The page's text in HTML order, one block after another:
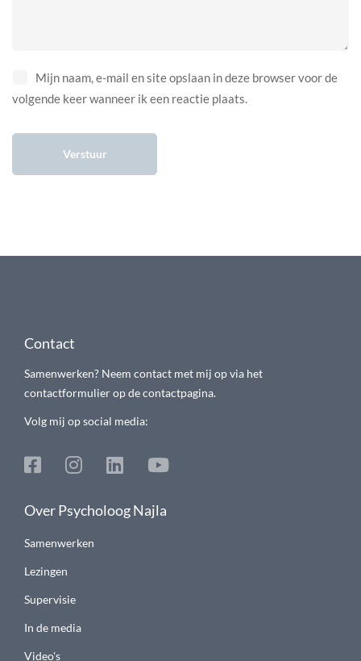
Mijn naam, e-mail en site opslaan in deze browser voor de
volgende keer wanneer ik een reactie plaats.
Contact
Samenwerken? Neem contact met mij op via het
contactformulier op de contactpagina.
Volg mij op social media:
Over Psycholoog Najla
Samenwerken
Lezingen
Supervisie
In de media
Video's